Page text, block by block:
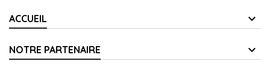
ACCUEIL
NOTRE PARTENAIRE